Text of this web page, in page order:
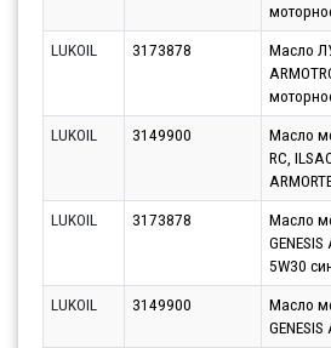
LUKOIL 3173878
Масло
LUKOIL 3149900
Масло
RC,
LUKOIL 3173878
Масло
5W30
LUKOIL 3149900
Масло